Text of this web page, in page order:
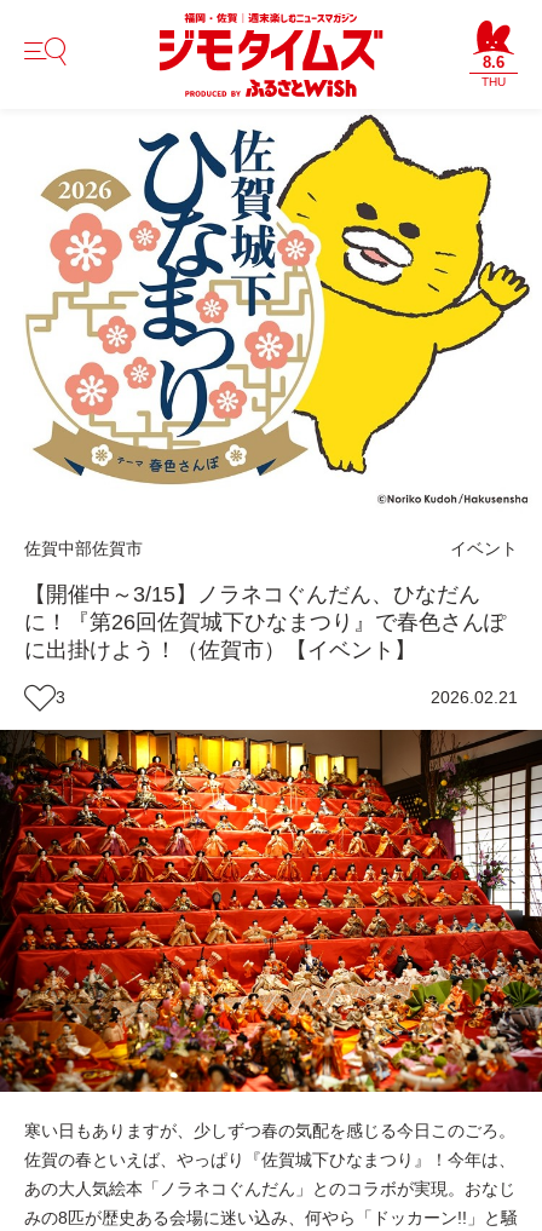
8.6
THU
佐賀中部佐賀市 イベント
【開催中～3/15】ノラネコぐんだん、ひなだん
に！『第26回佐賀城下ひなまつり』で春色さんぽ
に出掛けよう！（佐賀市）【イベント】
3 2026.02.21
寒い日もありますが、少しずつ春の気配を感じる今日このごろ。
佐賀の春といえば、やっぱり『佐賀城下ひなまつり』！今年は、
あの大人気絵本「ノラネコぐんだん」とのコラボが実現。おなじ
みの8匹が歴史ある会場に迷い込み、何やら「ドッカーン!!」と騒